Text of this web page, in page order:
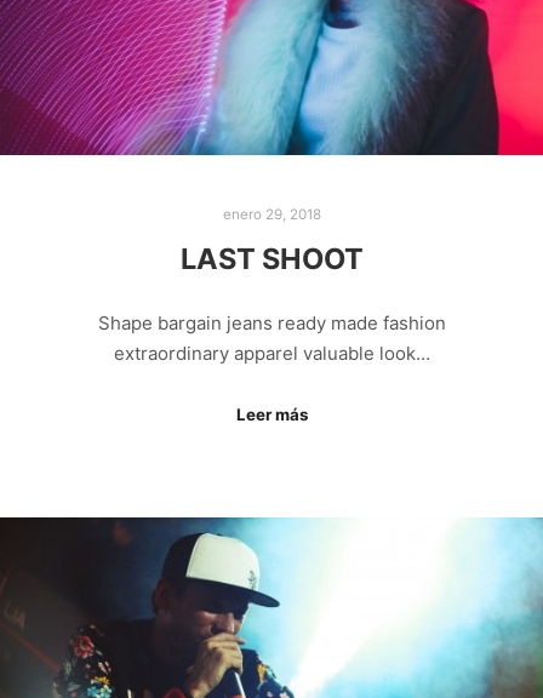
enero 29, 2018
LAST SHOOT
Shape bargain jeans ready made fashion
extraordinary apparel valuable look…
Leer más